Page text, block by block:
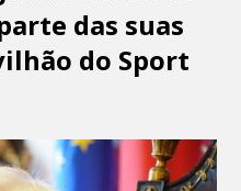
das suas
do Sport